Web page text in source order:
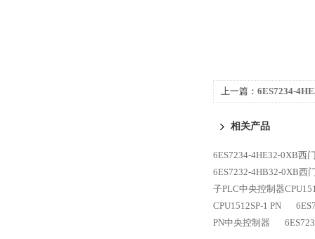
上一篇： 6ES7234-
相关产品
6ES7234-4HE32-0XB西
6ES7232-4HB32-0XB西
子PLC中央控制器
CPU1512SP-1 PN
PN中央控制器